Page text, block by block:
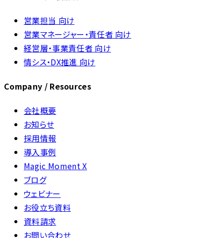
営業担当 向け
営業マネージャー・責任者 向け
経営層・事業責任者 向け
情シス・DX推進 向け
Company / Resources
会社概要
お知らせ
採用情報
導入事例
Magic Moment X
ブログ
ウェビナー
お役立ち資料
資料請求
お問い合わせ